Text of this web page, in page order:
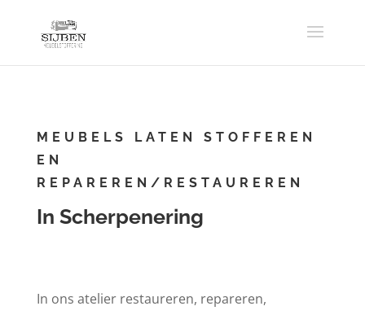
MEUBELS LATEN STOFFEREN
EN
REPAREREN/RESTAUREREN
In Scherpenering
In ons atelier restaureren, repareren,